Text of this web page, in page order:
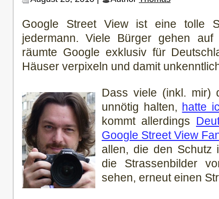
Google Street View ist eine tolle
jedermann. Viele Bürger gehen
räumte Google exklusiv für
Häuser verpixeln und damit
Dass viele (inkl. mir)
unnötig halten, hatte
kommt allerdings
Google Street View
allen, die den Schutz
die Strassenbilder
sehen, erneut einen